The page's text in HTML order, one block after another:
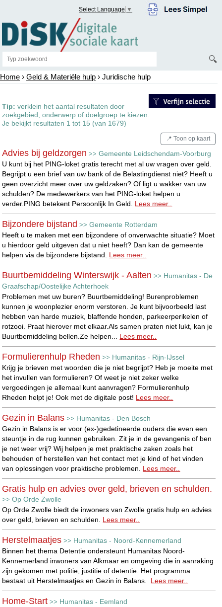
Select Language ▼
🔍
Home › Geld & Materiële hulp › Juridische hulp
Tip: verklein het aantal resultaten door
zoekgebied, onderwerp of doelgroep te kiezen.
Je bekijkt resultaten 1 tot 15 (van 1679)
📍 Toon op kaart
Advies bij geldzorgen >>Gemeente Leidschendam-Voorburg
U kunt bij het PING-loket gratis terecht met al uw vragen over geld.
Begrijpt u een brief van uw bank of de Belastingdienst niet? Heeft u
geen overzicht meer over uw geldzaken? Of ligt u wakker van uw
schulden? De medewerkers van het PING-loket helpen u
verder.PING betekent Persoonlijk In Geld. Lees meer..
Bijzondere bijstand >>Gemeente Rotterdam
Heeft u te maken met een bijzondere of onverwachte situatie? Moet
u hierdoor geld uitgeven dat u niet heeft? Dan kan de gemeente
helpen via de bijzondere bijstand. Lees meer..
Buurtbemiddeling Winterswijk - Aalten >> Humanitas - De
Graafschap/Oostelijke Achterhoek
Problemen met uw buren? Buurtbemiddeling! Burenproblemen
kunnen je woonplezier enorm verstoren. Je kunt bijvoorbeeld last
hebben van harde muziek, blaffende honden, parkeerperikelen of
rotzooi. Praat hierover met elkaar.Als samen praten niet lukt, kan je
Buurtbemiddeling bellen.Ze helpen... Lees meer..
Formulierenhulp Rheden >> Humanitas - Rijn-IJssel
Krijg je brieven met woorden die je niet begrijpt? Heb je moeite met
het invullen van formulieren? Of weet je niet zeker welke
vergoedingen je allemaal kunt aanvragen? Formulierenhulp
Rheden helpt je! Ook met de digitale post! Lees meer..
Gezin in Balans >> Humanitas - Den Bosch
Gezin in Balans is er voor (ex-)gedetineerde ouders die even een
steuntje in de rug kunnen gebruiken. Zit je in de gevangenis of ben
je net weer vrij? Wij helpen je met praktische zaken zoals het
behouden of herstellen van het contact met je kind of het vinden
van oplossingen voor praktische problemen. Lees meer..
Gratis hulp en advies over geld, brieven en schulden.
>>Op Orde Zwolle
Op Orde Zwolle biedt de inwoners van Zwolle gratis hulp en advies
over geld, brieven en schulden. Lees meer..
Herstelmaatjes >> Humanitas - Noord-Kennemerland
Binnen het thema Detentie ondersteunt Humanitas Noord-
Kennemerland inwoners van Alkmaar en omgeving die in aanraking
zijn gekomen met politie, justitie of detentie. Het programma
bestaat uit Herstelmaatjes en Gezin in Balans. Lees meer..
Home-Start >> Humanitas - Eemland